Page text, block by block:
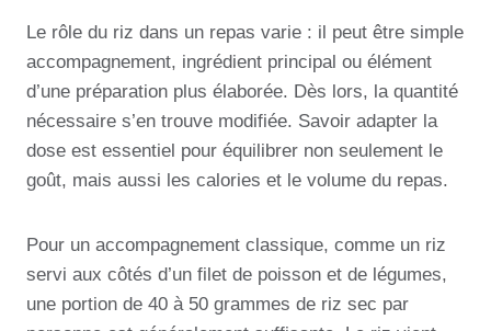
Le rôle du riz dans un repas varie : il peut être simple
accompagnement, ingrédient principal ou élément
d’une préparation plus élaborée. Dès lors, la quantité
nécessaire s’en trouve modifiée. Savoir adapter la
dose est essentiel pour équilibrer non seulement le
goût, mais aussi les calories et le volume du repas.
Pour un accompagnement classique, comme un riz
servi aux côtés d’un filet de poisson et de légumes,
une portion de 40 à 50 grammes de riz sec par